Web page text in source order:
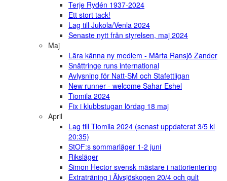
Terje Rydén 1937-2024
Ett stort tack!
Lag till Jukola/Venla 2024
Senaste nytt från styrelsen, maj 2024
Maj
Lära känna ny medlem - Märta Ransjö Zander
Snättringe runs international
Avlysning för Natt-SM och Stafettligan
New runner - welcome Sahar Eshel
Tiomila 2024
Fix i klubbstugan lördag 18 maj
April
Lag till Tiomila 2024 (senast uppdaterat 3/5 kl
20:35)
StOF:s sommarläger 1-2 juni
Riksläger
Simon Hector svensk mästare i nattorientering
Extraträning i Älvsjöskogen 20/4 och gult